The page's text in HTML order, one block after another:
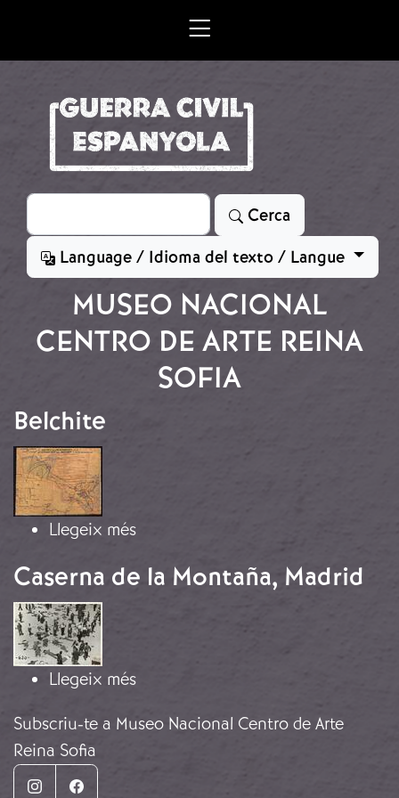
Cerca
Cerca
Language / Idioma del texto / Langue
MUSEO NACIONAL
CENTRO DE ARTE REINA
SOFIA
Belchite
Imatge
Llegeix méssobre Belchite
Caserna de la Montaña, Madrid
Imatge
Llegeix méssobre Caserna de la Montaña,
Subscriu-te a Museo Nacional Centro de Arte
Reina Sofia
InstagramFacebook